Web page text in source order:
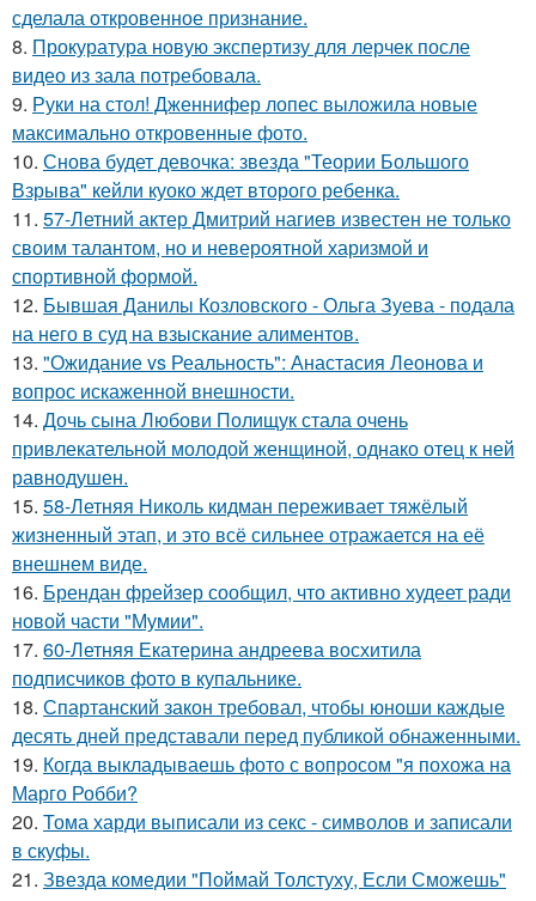
сделала откровенное признание.
8. Прокуратура новую экспертизу для лерчек после
видео из зала потребовала.
9. Руки на стол! Дженнифер лопес выложила новые
максимально откровенные фото.
10. Снова будет девочка: звезда "Теории Большого
Взрыва" кейли куоко ждет второго ребенка.
11. 57-Летний актер Дмитрий нагиев известен не только
своим талантом, но и невероятной харизмой и
спортивной формой.
12. Бывшая Данилы Козловского - Ольга Зуева - подала
на него в суд на взыскание алиментов.
13. "Ожидание vs Реальность": Анастасия Леонова и
вопрос искаженной внешности.
14. Дочь сына Любови Полищук стала очень
привлекательной молодой женщиной, однако отец к ней
равнодушен.
15. 58-Летняя Николь кидман переживает тяжёлый
жизненный этап, и это всё сильнее отражается на её
внешнем виде.
16. Брендан фрейзер сообщил, что активно худеет ради
новой части "Мумии".
17. 60-Летняя Екатерина андреева восхитила
подписчиков фото в купальнике.
18. Спартанский закон требовал, чтобы юноши каждые
десять дней представали перед публикой обнаженными.
19. Когда выкладываешь фото с вопросом "я похожа на
Марго Робби?
20. Тома харди выписали из секс - символов и записали
в скуфы.
21. Звезда комедии "Поймай Толстуху, Если Сможешь"